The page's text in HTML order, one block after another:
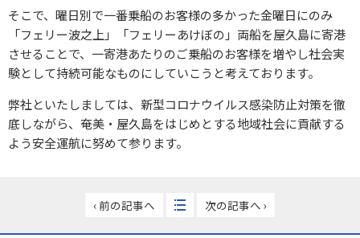
そこで、曜日別で一番乗船のお客様の多かった金曜日にのみ
「フェリー波之上」「フェリーあけぼの」両船を屋久島に寄港
させることで、一寄港あたりのご乗船のお客様を増やし社会実
験として持続可能なものにしていこうと考えております。
弊社といたしましては、新型コロナウイルス感染防止対策を徹
底しながら、奄美・屋久島をはじめとする地域社会に貢献する
よう安全運航に努めて参ります。
‹ 前の記事へ 次の記事へ ›